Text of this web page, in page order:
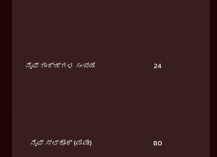
ನೈಫ್ ಗಾರ್ಡ್‌ಗಳ ಸಂಖ್ಯೆ 24
ನೈಫ್ ಸ್ಟ್ರೋಕ್ (ಮಿಮೀ) 80